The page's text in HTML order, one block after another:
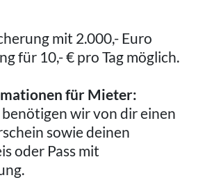
mit 2.000,- Euro
für 10,- € pro Tag möglich.
für Mieter:
wir von dir einen
sowie deinen
oder Pass mit